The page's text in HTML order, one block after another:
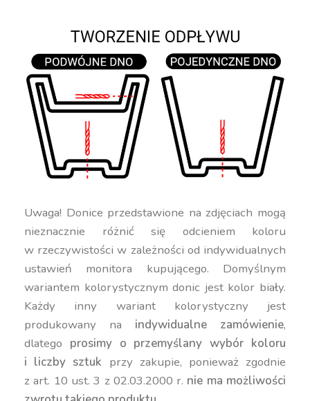
Uwaga! Donice przedstawione na zdjęciach mogą
nieznacznie różnić się odcieniem koloru
w rzeczywistości w zależności od indywidualnych
ustawień monitora kupującego. Domyślnym
wariantem kolorystycznym donic jest kolor biały.
Każdy inny wariant kolorystyczny jest
produkowany na indywidualne zamówienie,
dlatego prosimy o przemyślany wybór koloru
i liczby sztuk przy zakupie, ponieważ zgodnie
z art. 10 ust. 3 z 02.03.2000 r. nie ma możliwości